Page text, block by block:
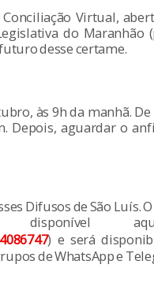
Virtual,
do Maranhão
desse certame.
às 9h da manhã.
Depois, aguardar o
Difusos de São Luís.
disponível
) e será
de WhatsApp e